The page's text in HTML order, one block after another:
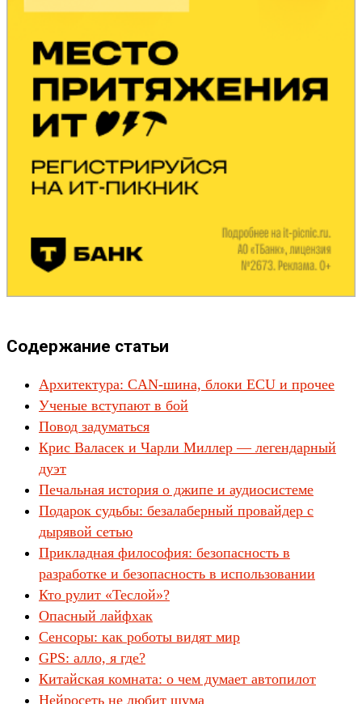
Содержание статьи
Архитектура: CAN-шина, блоки ECU и прочее
Ученые вступают в бой
Повод задуматься
Крис Валасек и Чарли Миллер — легендарный
дуэт
Печальная история о джипе и аудиосистеме
Подарок судьбы: безалаберный провайдер с
дырявой сетью
Прикладная философия: безопасность в
разработке и безопасность в использовании
Кто рулит «Теслой»?
Опасный лайфхак
Сенсоры: как роботы видят мир
GPS: алло, я где?
Китайская комната: о чем думает автопилот
Нейросеть не любит шума